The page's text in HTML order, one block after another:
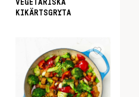
VEGETARISKA
KIKÄRTSGRYTA